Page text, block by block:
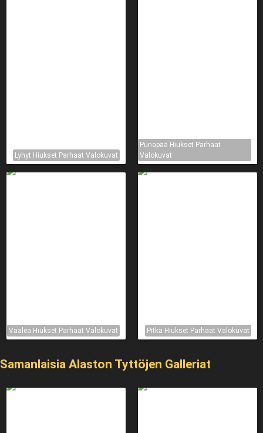
Lyhyt Hiukset Parhaat Valokuvat
Punapää Hiukset Parhaat
Valokuvat
Vaalea Hiukset Parhaat Valokuvat Pitkä Hiukset Parhaat Valokuvat
Samanlaisia ​​Alaston Tyttöjen Galleriat